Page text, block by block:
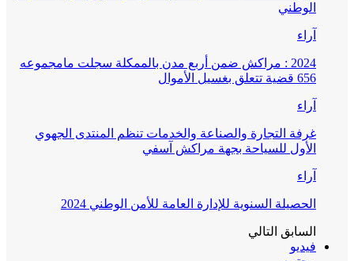
الوطني
آراء
2024 : مراكش ضمن أربع مدن بالممكلة سجلت مامجموعه
656 قضية تتعلق بغسيل الأموال
آراء
غرفة التجارة والصناعة والخدمات تنظم المنتدى الجهوي
الأول للسياحة بجهة مراكش آسفي
آراء
الحصيلة السنوية للإدارة العامة للأمن الوطني 2024
السابق التالي
فيديو